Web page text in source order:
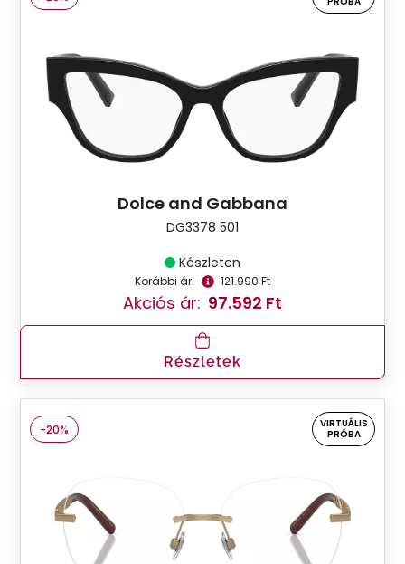
Dolce and Gabbana
DG3378 501
Készleten
Korábbi ár: 121.990 Ft
Akciós ár: 97.592 Ft
Részletek
-20%
VIRTUÁLIS
PRÓBA